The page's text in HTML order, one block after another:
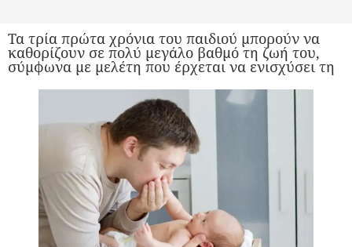
Τα τρία πρώτα χρόνια του παιδιού μπορούν να
καθορίζουν σε πολύ μεγάλο βαθμό τη ζωή του,
σύμφωνα με μελέτη που έρχεται να ενισχύσει τη